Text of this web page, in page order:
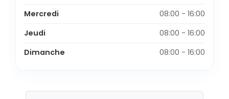
Mercredi
08:00 - 16:00
Jeudi
08:00 - 16:00
Dimanche
08:00 - 16:00